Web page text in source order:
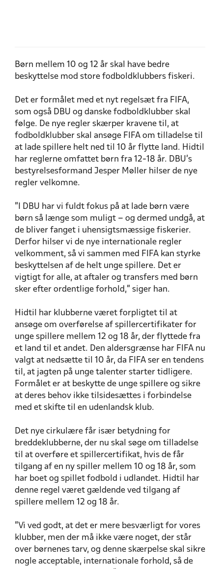
Børn mellem 10 og 12 år skal have bedre
beskyttelse mod store fodboldklubbers fiskeri.
Det er formålet med et nyt regelsæt fra FIFA,
som også DBU og danske fodboldklubber skal
følge. De nye regler skærper kravene til, at
fodboldklubber skal ansøge FIFA om tilladelse til
at lade spillere helt ned til 10 år flytte land. Hidtil
har reglerne omfattet børn fra 12-18 år. DBU’s
bestyrelsesformand Jesper Møller hilser de nye
regler velkomne.
”I DBU har vi fuldt fokus på at lade børn være
børn så længe som muligt – og dermed undgå, at
de bliver fanget i uhensigtsmæssige fiskerier.
Derfor hilser vi de nye internationale regler
velkomment, så vi sammen med FIFA kan styrke
beskyttelsen af de helt unge spillere. Det er
vigtigt for alle, at aftaler og transfers med børn
sker efter ordentlige forhold,” siger han.
Hidtil har klubberne været forpligtet til at
ansøge om overførelse af spillercertifikater for
unge spillere mellem 12 og 18 år, der flyttede fra
et land til et andet. Den aldersgrænse har FIFA nu
valgt at nedsætte til 10 år, da FIFA ser en tendens
til, at jagten på unge talenter starter tidligere.
Formålet er at beskytte de unge spillere og sikre
at deres behov ikke tilsidesættes i forbindelse
med et skifte til en udenlandsk klub.
Det nye cirkulære får især betydning for
breddeklubberne, der nu skal søge om tilladelse
til at overføre et spillercertifikat, hvis de får
tilgang af en ny spiller mellem 10 og 18 år, som
har boet og spillet fodbold i udlandet. Hidtil har
denne regel været gældende ved tilgang af
spillere mellem 12 og 18 år.
”Vi ved godt, at det er mere besværligt for vores
klubber, men der må ikke være noget, der står
over børnenes tarv, og denne skærpelse skal sikre
nogle acceptable, internationale forhold, så de